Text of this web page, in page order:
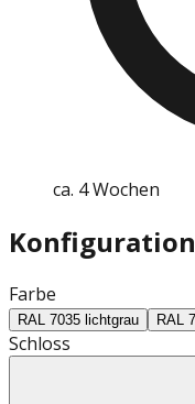
ca. 4 Wochen
Konfiguration
Farbe
RAL 7035 lichtgrau RAL
Schloss